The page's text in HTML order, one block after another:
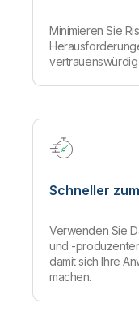
Minimieren Sie
Schneller
Verwenden Sie
und -
damit sich Ihre
machen.